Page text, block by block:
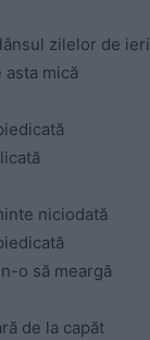
zilelor de ieri
mică
niciodată
o să mеargă
de la capăt